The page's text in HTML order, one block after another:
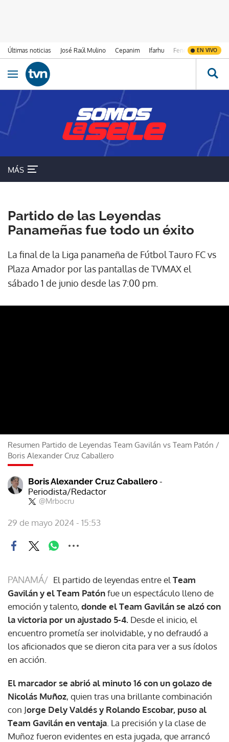
Últimas noticias José Raúl Mulino Cepanim Ifarhu Fenómeno de El
EN VIVO
Ir al contenido
Obrir navegació
MÁS
Partido de las Leyendas
Panameñas fue todo un éxito
La final de la Liga panameña de Fútbol Tauro FC vs
Plaza Amador por las pantallas de TVMAX el
sábado 1 de junio desde las 7:00 pm.
Resumen Partido de Leyendas Team Gavilán vs Team Patón /
Boris Alexander Cruz Caballero
Boris Alexander Cruz Caballero -
Periodista/Redactor
@Mrbocru
29 de mayo 2024 - 15:53
PANAMÁ/ El partido de leyendas entre el Team
Gavilán y el Team Patónfue un espectáculo lleno de
emoción y talento, donde el Team Gavilán se alzó con
la victoria por un ajustado 5-4. Desde el inicio, el
encuentro prometía ser inolvidable, y no defraudó a
los aficionados que se dieron cita para ver a sus ídolos
en acción.
El marcador se abrió al minuto 16 con un golazo de
Nicolás Muñoz, quien tras una brillante combinación
con Jorge Dely Valdés y Rolando Escobar, puso al
Team Gavilán en ventaja . La precisión y la clase de
Muñoz fueron evidentes en esta jugada, que arrancó